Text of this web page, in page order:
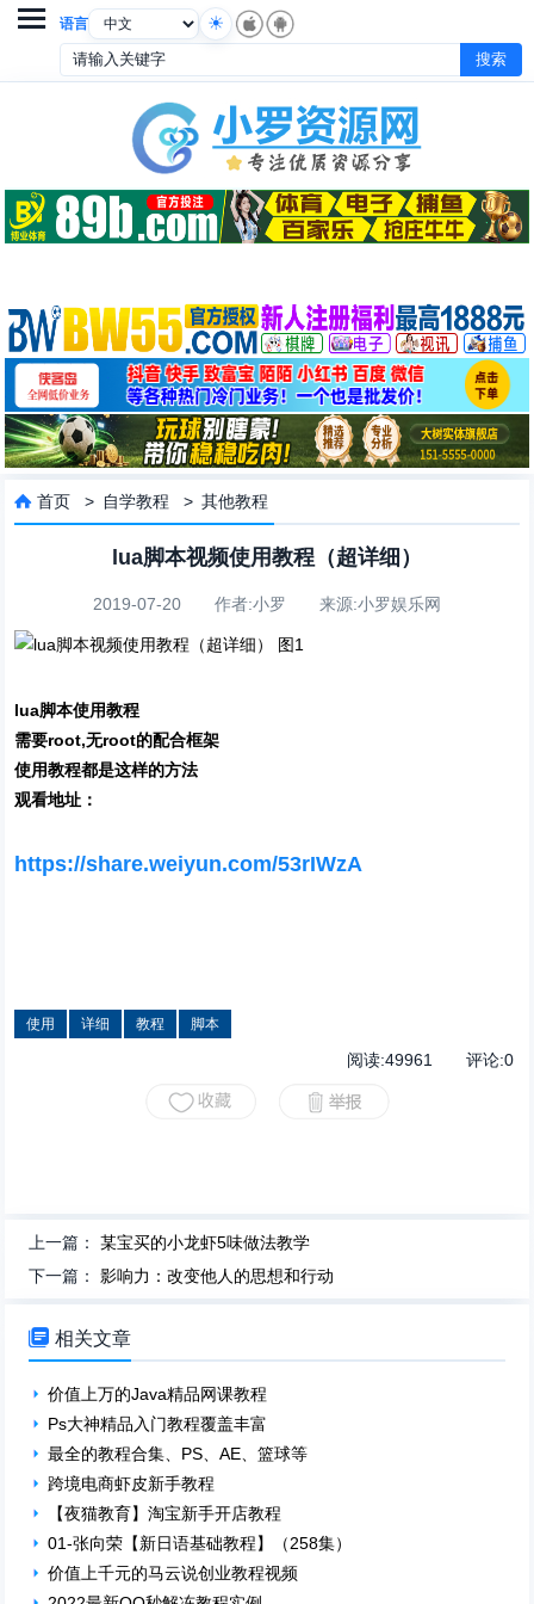
语言

 首页 > 自学教程 >其他教程
lua脚本视频使用教程（超详细）
2019-07-20 作者:小罗 来源:小罗娱乐网
lua脚本使用教程
需要root,无root的配合框架
使用教程都是这样的方法
观看地址：
https://share.weiyun.com/53rIWzA
使用 详细 教程 脚本
阅读:49961 评论:0
上一篇：某宝买的小龙虾5味做法教学
下一篇：影响力：改变他人的思想和行动
 相关文章
价值上万的Java精品网课教程
Ps大神精品入门教程覆盖丰富
最全的教程合集、PS、AE、篮球等
跨境电商虾皮新手教程
【夜猫教育】淘宝新手开店教程
01-张向荣【新日语基础教程】（258集）
价值上千元的马云说创业教程视频